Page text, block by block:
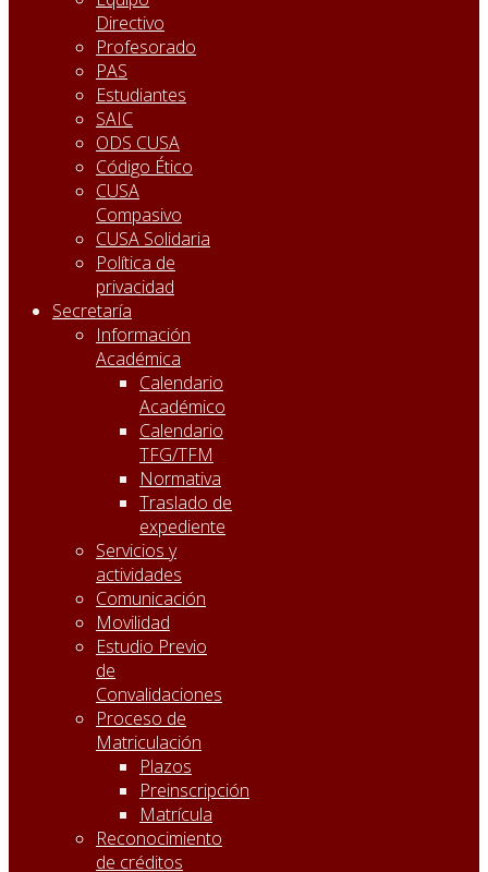
Directivo
Profesorado
PAS
Estudiantes
SAIC
ODS CUSA
Código Ético
CUSA
Compasivo
CUSA Solidaria
Política de
privacidad
Secretaría
Información
Académica
Calendario
Académico
Calendario
TFG/TFM
Normativa
Traslado de
expediente
Servicios y
actividades
Comunicación
Movilidad
Estudio Previo
de
Convalidaciones
Proceso de
Matriculación
Plazos
Preinscripción
Matrícula
Reconocimiento
de créditos